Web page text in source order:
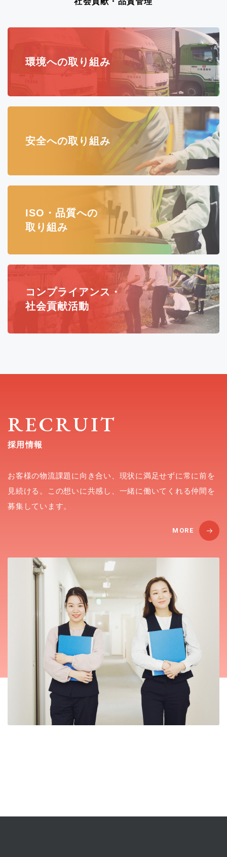
環境への取り組み
安全への取り組み
ISO・品質への
取り組み
コンプライアンス・
社会貢献活動
RECRUIT
採用情報
お客様の物流課題に向き合い、現状に満足せずに常に前を
見続ける。この想いに共感し、一緒に働いてくれる仲間を
募集しています。
MORE